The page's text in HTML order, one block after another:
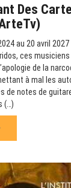
Des
au 20 avril 2027
ces
de la
à mal les
de notes de
(…)